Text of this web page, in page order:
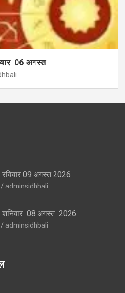
06 अगस्त
09 अगस्त 2026
adminsidhbali
08 अगस्त 2026
adminsidhbali